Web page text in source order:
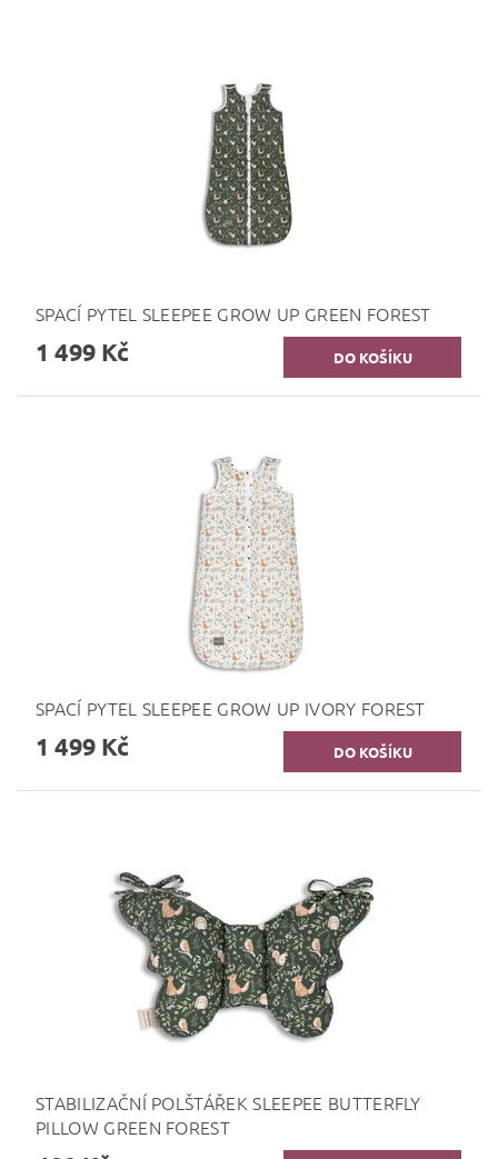
SPACÍ PYTEL SLEEPEE GROW UP GREEN FOREST
1 499 Kč
SPACÍ PYTEL SLEEPEE GROW UP IVORY FOREST
1 499 Kč
STABILIZAČNÍ POLŠTÁŘEK SLEEPEE BUTTERFLY
PILLOW GREEN FOREST